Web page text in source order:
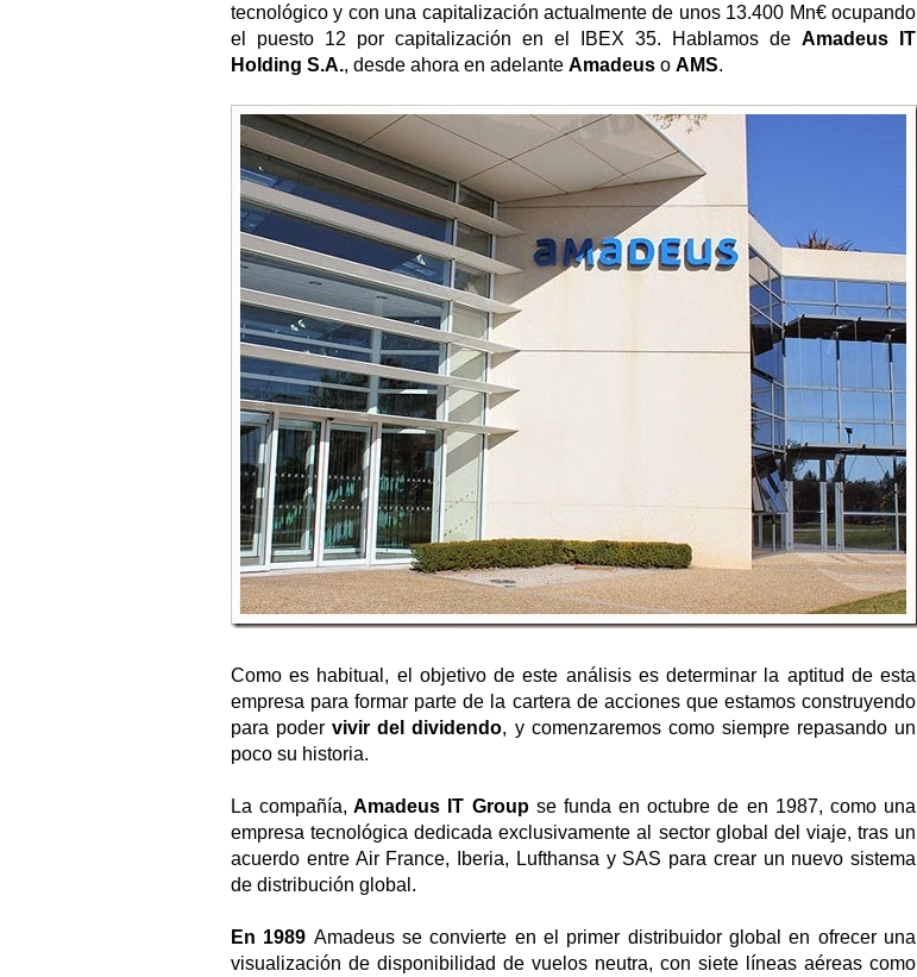
tecnológico y con una capitalización actualmente de unos 13.400 Mn€ ocupando
el puesto 12 por capitalización en el IBEX 35. Hablamos de Amadeus IT
Holding S.A., desde ahora en adelante Amadeus o AMS.
Como es habitual, el objetivo de este análisis es determinar la aptitud de esta
empresa para formar parte de la cartera de acciones que estamos construyendo
para podervivir del dividendo, y comenzaremos como siempre repasando un
poco su historia.
La compañía, Amadeus IT Group se funda en octubre de en 1987, como una
empresa tecnológica dedicada exclusivamente al sector global del viaje, tras un
acuerdo entre Air France, Iberia, Lufthansa y SAS para crear un nuevo sistema
de distribución global.
En 1989 Amadeus se convierte en el primer distribuidor global en ofrecer una
visualización de disponibilidad de vuelos neutra, con siete líneas aéreas como